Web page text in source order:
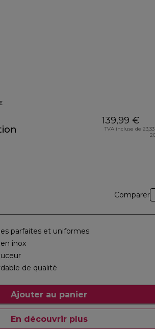
139,99 €
TVA incluse de
Comparer
parfaites et uniformes
inox
de qualité
Ajouter au panier
En découvrir plus